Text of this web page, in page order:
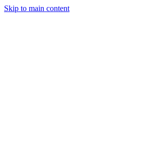
Skip to main content